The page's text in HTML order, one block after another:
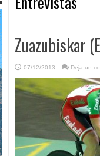
Zuazubiskar
07/12/2013 Deja un